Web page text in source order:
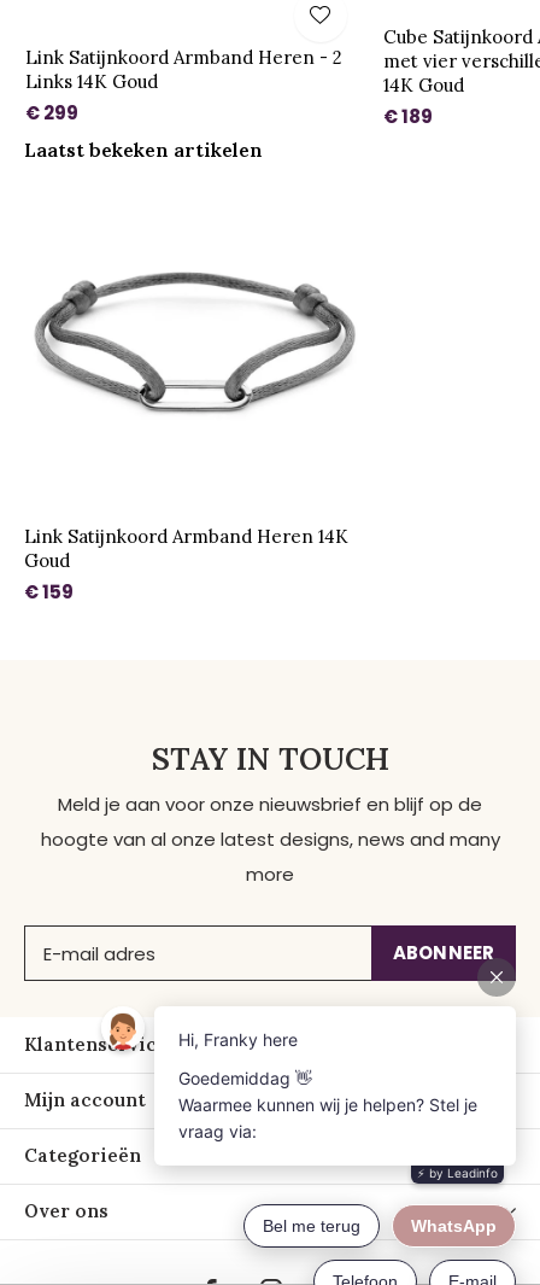
Link Satijnkoord Armband Heren - 2
Links 14K Goud
€ 299
Cube
met vier
14K Goud
€ 189
Laatst bekeken artikelen
Link Satijnkoord Armband Heren 14K
Goud
€ 159
STAY IN TOUCH
Meld je aan voor onze nieuwsbrief en blijf op de
hoogte van al onze latest designs, news and many
more
ABONNEER
Klantenservice
Mijn account
Categorieën
Over ons